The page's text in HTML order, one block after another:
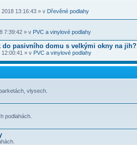
13:16:43 » v Dřevěné podlahy
7:39:42 » v PVC a vinylové podlahy
pasivního domu s velkými okny na jih?
12:00:41 » v PVC a vinylové podlahy
vlysech.
podlahách.